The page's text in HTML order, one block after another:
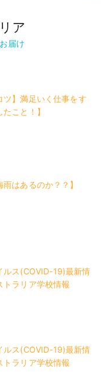
ア
届け
ツ】満足いく仕事をす
こと！】
雨はあるのか？？】
ルス(COVID-19)最新情
トラリア学校情報
ルス(COVID-19)最新情
トラリア学校情報